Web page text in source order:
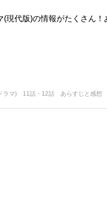
(現代版)の情報がたくさん
ラマ) 11話・12話 あらすじと感想